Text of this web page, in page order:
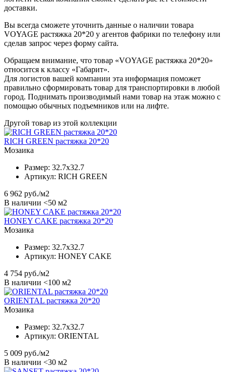
доставки.
Вы всегда сможете уточнить данные о наличии товара
VOYAGE растяжка 20*20 у агентов фабрики по телефону или
сделав запрос через форму сайта.
Обращаем внимание, что товар «VOYAGE растяжка 20*20»
относится к классу «Габарит».
Для логистов вашей компании эта информация поможет
правильно сформировать товар для транспортировки в любой
город. Поднимать производимый нами товар на этаж можно с
помощью обычных подъемников или на лифте.
Другой товар из этой коллекции
RICH GREEN растяжка 20*20
Мозаика
Размер: 32.7x32.7
Артикул: RICH GREEN
6 962 руб./м2
В наличии <50 м2
HONEY CAKE растяжка 20*20
Мозаика
Размер: 32.7x32.7
Артикул: HONEY CAKE
4 754 руб./м2
В наличии <100 м2
ORIENTAL растяжка 20*20
Мозаика
Размер: 32.7x32.7
Артикул: ORIENTAL
5 009 руб./м2
В наличии <30 м2